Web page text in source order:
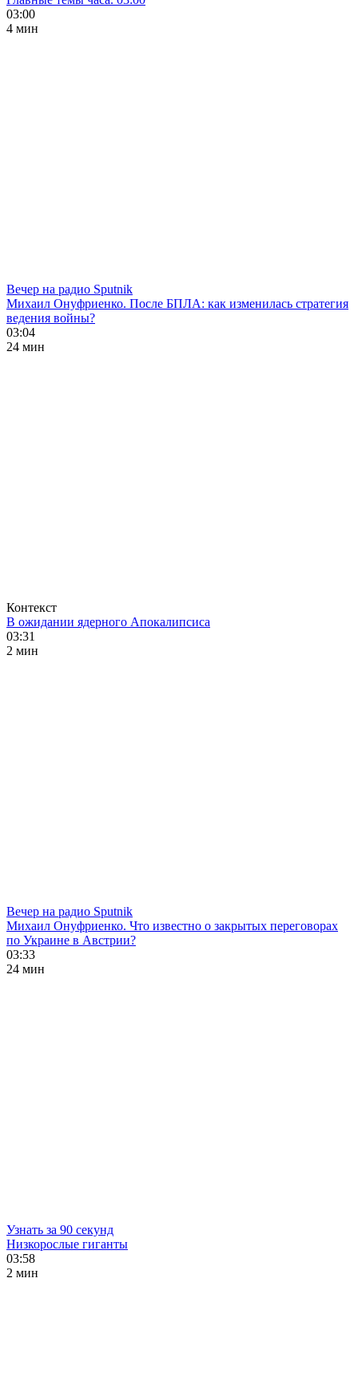
03:00
4 мин
Вечер на радио Sputnik
Михаил Онуфриенко. После БПЛА: как изменилась стратегия
ведения войны?
03:04
24 мин
Контекст
В ожидании ядерного Апокалипсиса
03:31
2 мин
Вечер на радио Sputnik
Михаил Онуфриенко. Что известно о закрытых переговорах
по Украине в Австрии?
03:33
24 мин
Узнать за 90 секунд
Низкорослые гиганты
03:58
2 мин